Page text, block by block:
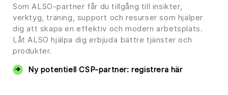
Som ALSO-partner får du tillgång till insikter,
verktyg, träning, support och resurser som hjälper
dig att skapa en effektiv och modern arbetsplats.
Låt ALSO hjälpa dig erbjuda bättre tjänster och
produkter.
Ny potentiell CSP-partner: registrera här